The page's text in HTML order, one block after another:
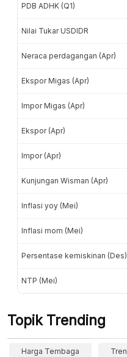
PDB ADHK (Q1)
Nilai Tukar USDIDR
Neraca perdagangan (Apr)
Ekspor Migas (Apr)
Impor Migas (Apr)
Ekspor (Apr)
Impor (Apr)
Kunjungan Wisman (Apr)
Inflasi yoy (Mei)
Inflasi mom (Mei)
Persentase kemiskinan (Des)
NTP (Mei)
Topik Trending
Harga Tembaga Tren